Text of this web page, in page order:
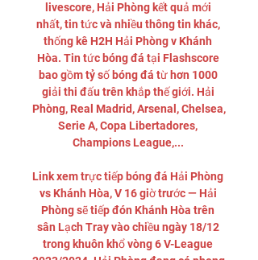
livescore, Hải Phòng kết quả mới
nhất, tin tức và nhiều thông tin khác,
thống kê H2H Hải Phòng v Khánh
Hòa. Tin tức bóng đá tại Flashscore
bao gồm tỷ số bóng đá từ hơn 1000
giải thi đấu trên khắp thế giới. Hải
Phòng, Real Madrid, Arsenal, Chelsea,
Serie A, Copa Libertadores,
Champions League,...
Link xem trực tiếp bóng đá Hải Phòng
vs Khánh Hòa, V 16 giờ trước — Hải
Phòng sẽ tiếp đón Khánh Hòa trên
sân Lạch Tray vào chiều ngày 18/12
trong khuôn khổ vòng 6 V-League